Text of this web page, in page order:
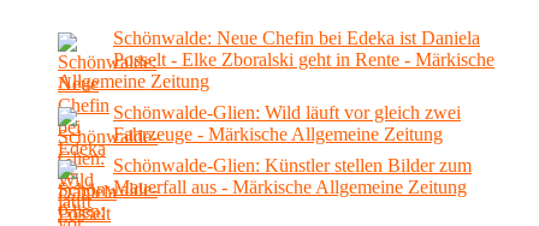
Schönwalde: Neue Chefin bei Edeka ist Daniela
Posselt - Elke Zboralski geht in Rente - Märkische
Allgemeine Zeitung
Schönwalde-Glien: Wild läuft vor gleich zwei
Fahrzeuge - Märkische Allgemeine Zeitung
Schönwalde-Glien: Künstler stellen Bilder zum
Mauerfall aus - Märkische Allgemeine Zeitung